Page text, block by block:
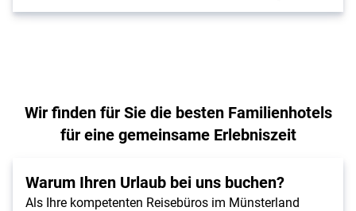
Wir finden für Sie die besten Familienhotels
für eine gemeinsame Erlebniszeit
Warum Ihren Urlaub bei uns buchen?
Als Ihre kompetenten Reisebüros im Münsterland